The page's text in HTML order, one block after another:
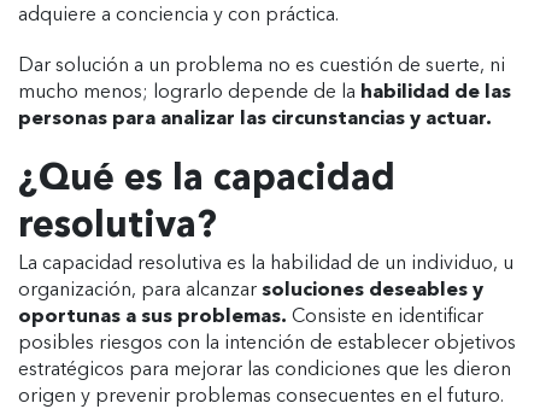
adquiere a conciencia y con práctica.
Dar solución a un problema no es cuestión de suerte, ni
mucho menos; lograrlo depende de la habilidad de las
personas para analizar las circunstancias y actuar.
¿Qué es la capacidad
resolutiva?
La capacidad resolutiva es la habilidad de un individuo, u
organización, para alcanzar soluciones deseables y
oportunas a sus problemas. Consiste en identificar
posibles riesgos con la intención de establecer objetivos
estratégicos para mejorar las condiciones que les dieron
origen y prevenir problemas consecuentes en el futuro.